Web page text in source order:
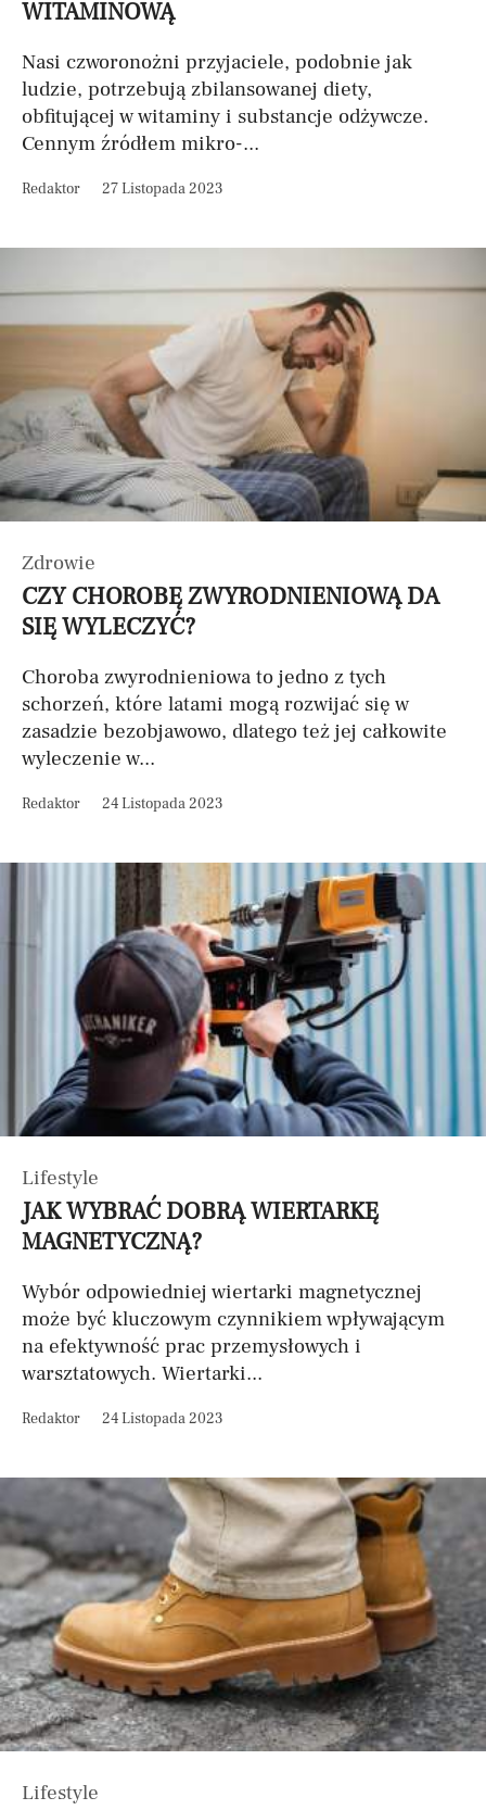
WITAMINOWĄ
Nasi czworonożni przyjaciele, podobnie jak
ludzie, potrzebują zbilansowanej diety,
obfitującej w witaminy i substancje odżywcze.
Cennym źródłem mikro-...
Redaktor 27 Listopada 2023
Zdrowie
CZY CHOROBĘ ZWYRODNIENIOWĄ DA
SIĘ WYLECZYĆ?
Choroba zwyrodnieniowa to jedno z tych
schorzeń, które latami mogą rozwijać się w
zasadzie bezobjawowo, dlatego też jej całkowite
wyleczenie w...
Redaktor 24 Listopada 2023
Lifestyle
JAK WYBRAĆ DOBRĄ WIERTARKĘ
MAGNETYCZNĄ?
Wybór odpowiedniej wiertarki magnetycznej
może być kluczowym czynnikiem wpływającym
na efektywność prac przemysłowych i
warsztatowych. Wiertarki...
Redaktor 24 Listopada 2023
Lifestyle